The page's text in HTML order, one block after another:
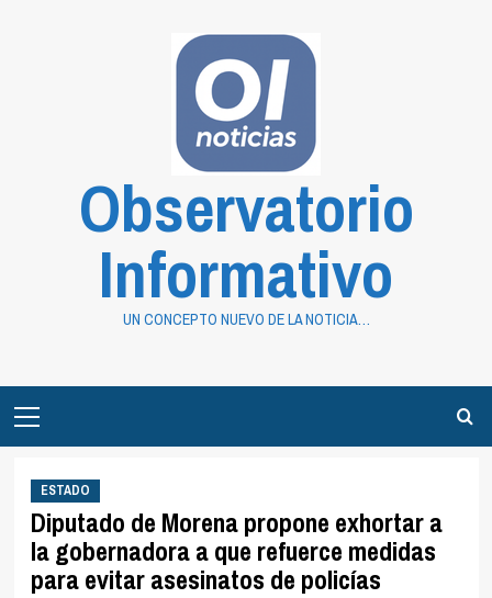
Observatorio
Informativo
UN CONCEPTO NUEVO DE LA NOTICIA…
Menu
ESTADO
Diputado de Morena propone exhortar a
la gobernadora a que refuerce medidas
para evitar asesinatos de policías